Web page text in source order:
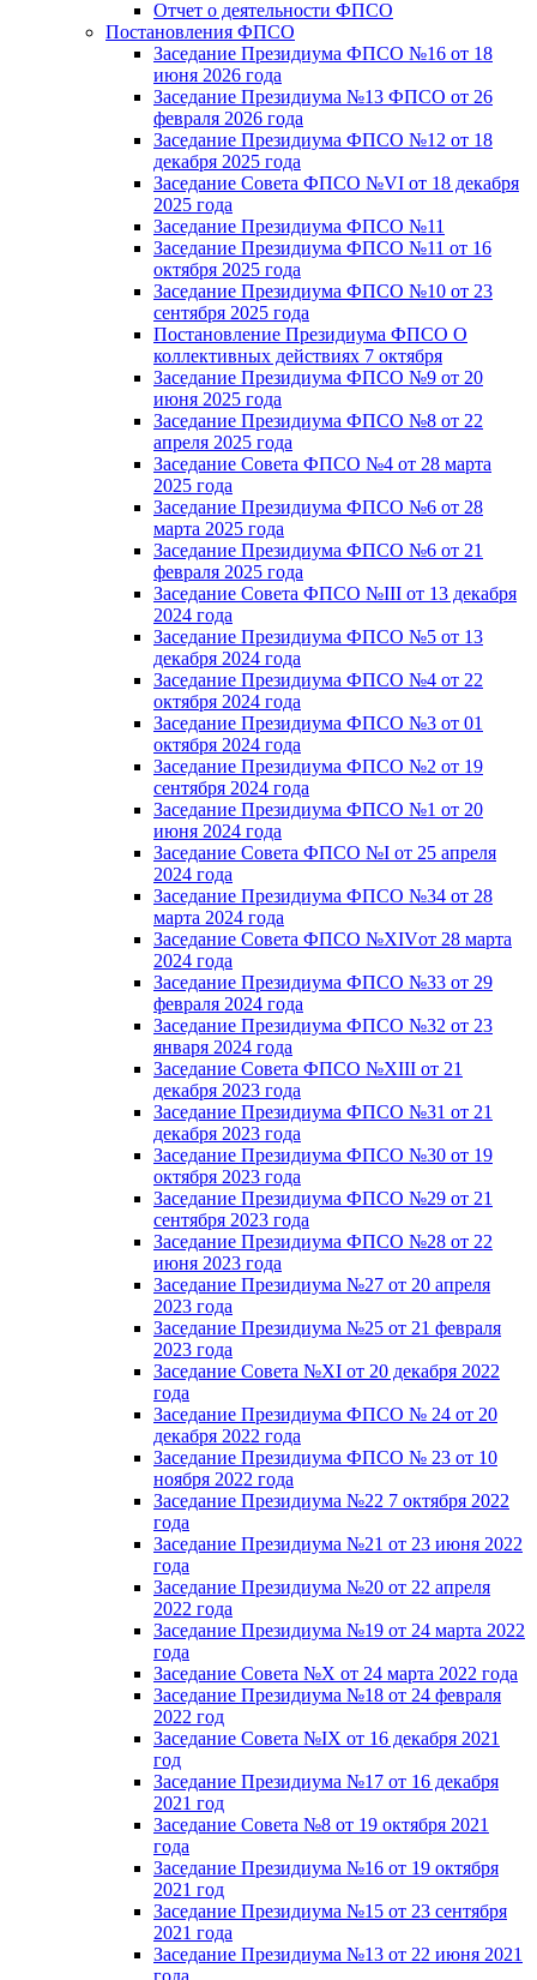
Отчет о деятельности ФПСО
Постановления ФПСО
Заседание Президиума ФПСО №16 от 18
июня 2026 года
Заседание Президиума №13 ФПСО от 26
февраля 2026 года
Заседание Президиума ФПСО №12 от 18
декабря 2025 года
Заседание Совета ФПСО №VI от 18 декабря
2025 года
Заседание Президиума ФПСО №11
Заседание Президиума ФПСО №11 от 16
октября 2025 года
Заседание Президиума ФПСО №10 от 23
сентября 2025 года
Постановление Президиума ФПСО О
коллективных действиях 7 октября
Заседание Президиума ФПСО №9 от 20
июня 2025 года
Заседание Президиума ФПСО №8 от 22
апреля 2025 года
Заседание Совета ФПСО №4 от 28 марта
2025 года
Заседание Президиума ФПСО №6 от 28
марта 2025 года
Заседание Президиума ФПСО №6 от 21
февраля 2025 года
Заседание Совета ФПСО №III от 13 декабря
2024 года
Заседание Президиума ФПСО №5 от 13
декабря 2024 года
Заседание Президиума ФПСО №4 от 22
октября 2024 года
Заседание Президиума ФПСО №3 от 01
октября 2024 года
Заседание Президиума ФПСО №2 от 19
сентября 2024 года
Заседание Президиума ФПСО №1 от 20
июня 2024 года
Заседание Совета ФПСО №I от 25 апреля
2024 года
Заседание Президиума ФПСО №34 от 28
марта 2024 года
Заседание Совета ФПСО №XIVот 28 марта
2024 года
Заседание Президиума ФПСО №33 от 29
февраля 2024 года
Заседание Президиума ФПСО №32 от 23
января 2024 года
Заседание Совета ФПСО №XIII от 21
декабря 2023 года
Заседание Президиума ФПСО №31 от 21
декабря 2023 года
Заседание Президиума ФПСО №30 от 19
октября 2023 года
Заседание Президиума ФПСО №29 от 21
сентября 2023 года
Заседание Президиума ФПСО №28 от 22
июня 2023 года
Заседание Президиума №27 от 20 апреля
2023 года
Заседание Президиума №25 от 21 февраля
2023 года
Заседание Совета №XI от 20 декабря 2022
года
Заседание Президиума ФПСО № 24 от 20
декабря 2022 года
Заседание Президиума ФПСО № 23 от 10
ноября 2022 года
Заседание Президиума №22 7 октября 2022
года
Заседание Президиума №21 от 23 июня 2022
года
Заседание Президиума №20 от 22 апреля
2022 года
Заседание Президиума №19 от 24 марта 2022
года
Заседание Совета №X от 24 марта 2022 года
Заседание Президиума №18 от 24 февраля
2022 год
Заседание Совета №IX от 16 декабря 2021
год
Заседание Президиума №17 от 16 декабря
2021 год
Заседание Совета №8 от 19 октября 2021
года
Заседание Президиума №16 от 19 октября
2021 год
Заседание Президиума №15 от 23 сентября
2021 года
Заседание Президиума №13 от 22 июня 2021
года